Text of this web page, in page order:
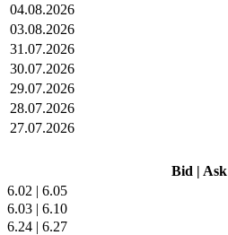
04.08.2026
03.08.2026
31.07.2026
30.07.2026
29.07.2026
28.07.2026
27.07.2026
Bid | Ask
6.02 | 6.05
6.03 | 6.10
6.24 | 6.27